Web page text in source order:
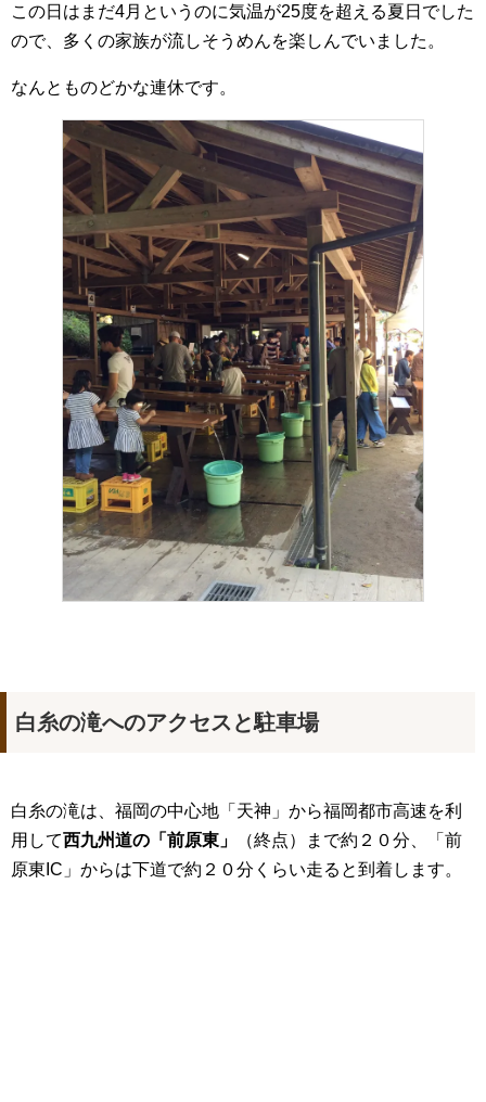
この日はまだ4月というのに気温が25度を超える夏日でした
ので、多くの家族が流しそうめんを楽しんでいました。
なんとものどかな連休です。
白糸の滝へのアクセスと駐車場
白糸の滝は、福岡の中心地「天神」から福岡都市高速を利
用して西九州道の「前原東」
（終点）まで約２０分、「前
原東IC」からは下道で約２０分くらい走ると到着します。